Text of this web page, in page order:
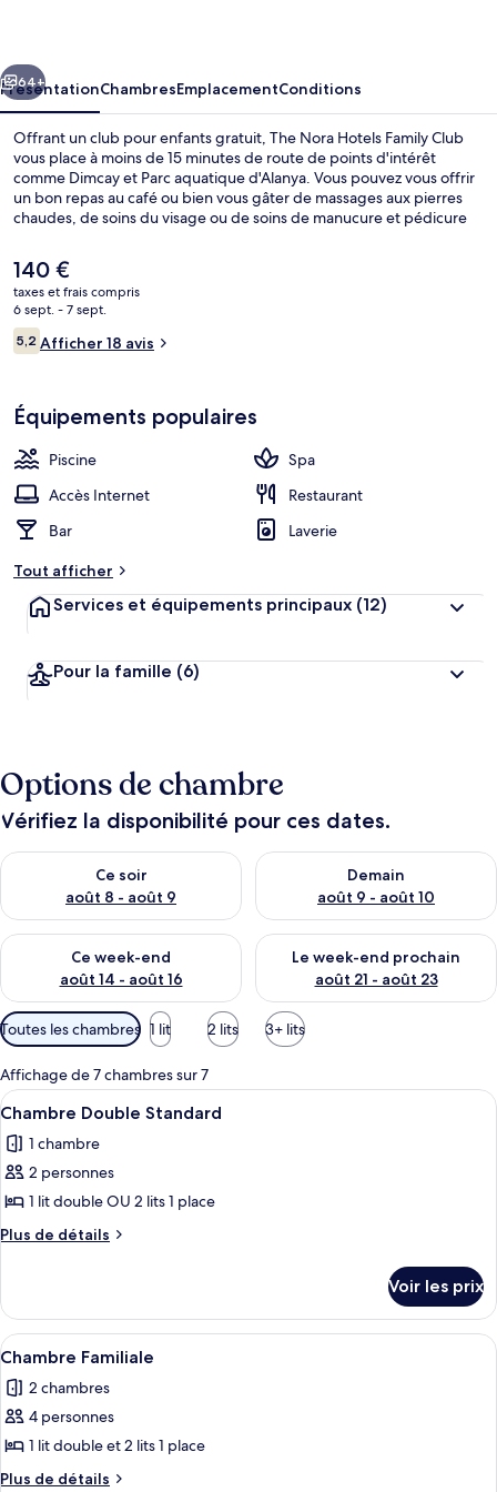
Club
Suivant
64+
PrésentationChambresEmplacementConditions
Offrant un club pour enfants gratuit, The Nora Hotels Family Club
vous place à moins de 15 minutes de route de points d'intérêt
comme Dimcay et Parc aquatique d'Alanya. Vous pouvez vous offrir
un bon repas au café ou bien vous gâter de massages aux pierres
chaudes, de soins du visage ou de soins de manucure et pédicure
cet hébergement figurent 4 bars/lounges, un bar à la plage et une
piscine extérieure en saison.
Le
prix
actuel
est
de
140 €
taxes et frais compris
6 sept. - 7 sept.
Avis
voyageurs
5,25,2 sur 10
Afficher 18 avis
Équipements populaires
Piscine
Spa
Accès Internet
Restaurant
Bar
Laverie
Tout afficher
Services et équipements principaux (12)
Pour la famille (6)
Options de chambre
Vérifiez la disponibilité pour ces dates.
Ce soir
août 8 - août 9
Vérifier la disponibilité pour ce soir août 8 - août 9
Demain
août 9 - août 10
Vérifier la disponibilité pour
Ce week-end
août 14 - août 16
Vérifier la disponibilité pour ce week-end août 14 - août 16
Le week-end prochain
août 21 - août 23
Vérifier la disponibilité pour
Filtres
disponibles
pour
les
chambres
Toutes les chambres 1 lit 2 lits 3+ lits
Affichage de 7 chambres sur 7
Afficher
toutes
les
photos
pour
ce
chambre :
Chambre
Double
Standard
Une chambre d’hôtel avec un lit,
6
Chambre Double Standard
1 chambre
2 personnes
1 lit double OU 2 lits 1 place
Plus de détails
Plus
le
type
de
Chambre
Double
Voir les prix
Afficher
toutes
les
photos
pour
ce
Un balcon avec des fauteuils en
9
Chambre Familiale
2 chambres
4 personnes
1 lit double et 2 lits 1 place
Plus de détails
Plus